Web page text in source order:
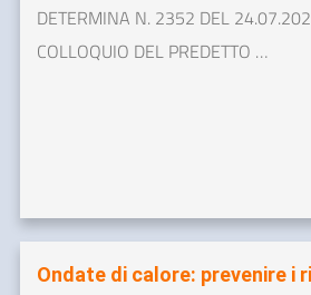
DETERMINA N. 2352 DEL
COLLOQUIO DEL PREDETTO …
Ondate di calore: prevenire i